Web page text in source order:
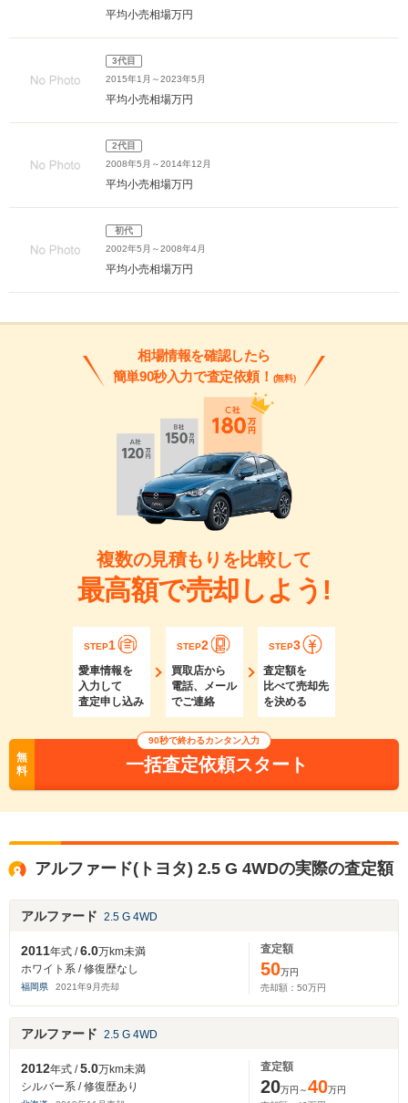
平均小売相場万円
3代目
2015年1月～2023年5月
平均小売相場万円
2代目
2008年5月～2014年12月
平均小売相場万円
初代
2002年5月～2008年4月
平均小売相場万円
相場情報を確認したら
簡単90秒入力で査定依頼！ (無料)
複数の見積もりを比較して
最高額で売却しよう!
STEP1
愛車情報を
入力して
査定申し込み
STEP2
買取店から
電話、メール
でご連絡
STEP3
査定額を
比べて売却先
を決める
無
料
90秒で終わるカンタン入力
一括査定依頼スタート
アルファード(トヨタ) 2.5 G 4WDの実際の査定額
アルファード 2.5 G 4WD
2011年式 /6.0万km未満
ホワイト系 / 修復歴なし
福岡県 2021年9 月売却
査定額
50万円
売却額： 50万円
アルファード 2.5 G 4WD
2012年式 /5.0万km未満
シルバー系 / 修復歴あり
査定額
20万円～40万円